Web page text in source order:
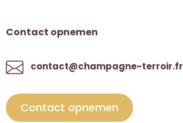
Contact opnemen
contact@champagne-terroir.fr
Contact opnemen